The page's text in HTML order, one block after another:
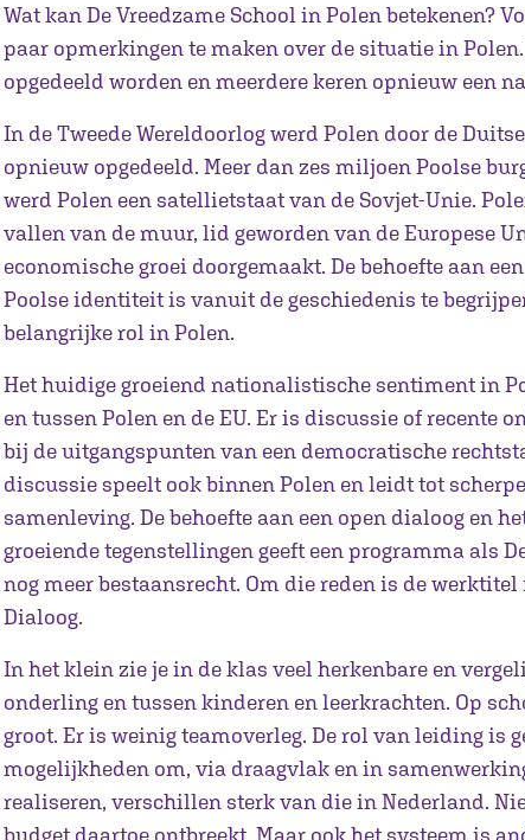
Wat kan De Vreedzame School in Polen betekenen?
paar opmerkingen te maken over de situatie in
opgedeeld worden en meerdere keren opnieuw een
In de Tweede Wereldoorlog werd Polen door de
opnieuw opgedeeld. Meer dan zes miljoen Poolse
werd Polen een satellietstaat van de Sovjet-Unie.
vallen van de muur, lid geworden van de Europese
economische groei doorgemaakt. De behoefte aan
Poolse identiteit is vanuit de geschiedenis te
belangrijke rol in Polen.
Het huidige groeiend nationalistische sentiment in
en tussen Polen en de EU. Er is discussie of recente
bij de uitgangspunten van een democratische
discussie speelt ook binnen Polen en leidt tot
samenleving. De behoefte aan een open dialoog en
groeiende tegenstellingen geeft een programma als
nog meer bestaansrecht. Om die reden is de
Dialoog.
In het klein zie je in de klas veel herkenbare en
onderling en tussen kinderen en leerkrachten. Op
groot. Er is weinig teamoverleg. De rol van leiding is
mogelijkheden om, via draagvlak en in
realiseren, verschillen sterk van die in Nederland.
budget daartoe ontbreekt. Maar ook het systeem is